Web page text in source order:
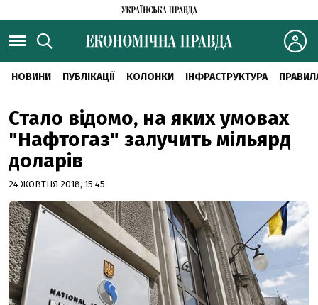
НОВИНИ ПУБЛІКАЦІЇ КОЛОНКИ ІНФРАСТРУКТУРА
Стало відомо, на яких умовах
"Нафтогаз" залучить мільярд
доларів
24 ЖОВТНЯ 2018, 15:45